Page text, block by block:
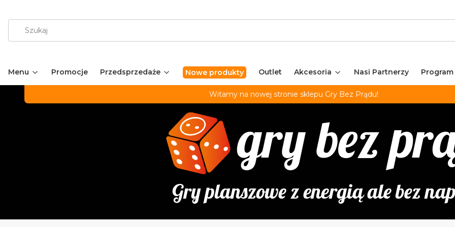
Menu Promocje Przedsprzedaże Nowe produkty Outlet Akcesoria Nasi Partnerzy
Witamy na nowej stronie sklepu Gry Bez Prądu!